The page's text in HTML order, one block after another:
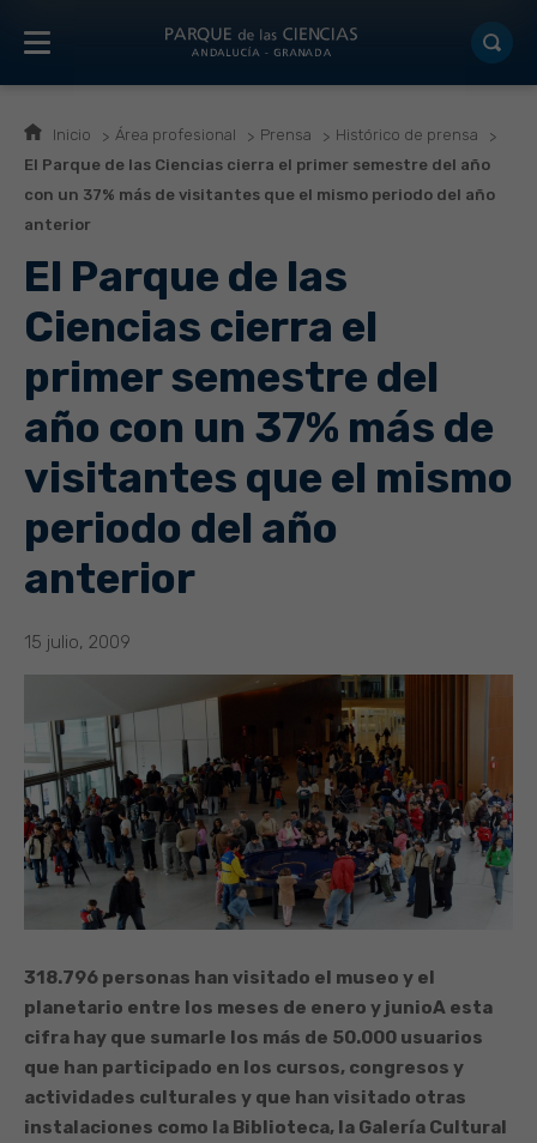
Inicio Área profesional Prensa
Histórico de prensa
El Parque de las Ciencias cierra el primer semestre del año
con un 37% más de visitantes que el mismo periodo del año
anterior
El Parque de las
Ciencias cierra el
primer semestre del
año con un 37% más de
visitantes que el mismo
periodo del año
anterior
15 julio, 2009
318.796 personas han visitado el museo y el
planetario entre los meses de enero y junioA esta
cifra hay que sumarle los más de 50.000 usuarios
que han participado en los cursos, congresos y
actividades culturales y que han visitado otras
instalaciones como la Biblioteca, la Galería Cultural